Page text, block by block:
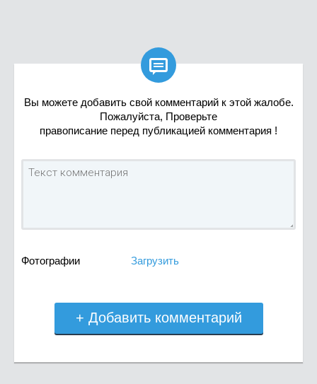

Вы можете добавить свой комментарий к этой жалобе.
Пожалуйста, Проверьте
правописание перед публикацией комментария !
Фотографии Загрузить
+ Добавить комментарий